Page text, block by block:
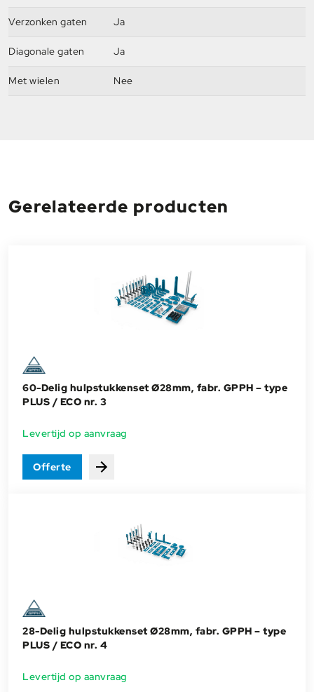
Verzonken gaten Ja
Diagonale gaten Ja
Met wielen Nee
Gerelateerde producten
60-Delig hulpstukkenset Ø28mm, fabr. GPPH – type
PLUS / ECO nr. 3
Levertijd op aanvraag
Offerte Bekijken
28-Delig hulpstukkenset Ø28mm, fabr. GPPH – type
PLUS / ECO nr. 4
Levertijd op aanvraag